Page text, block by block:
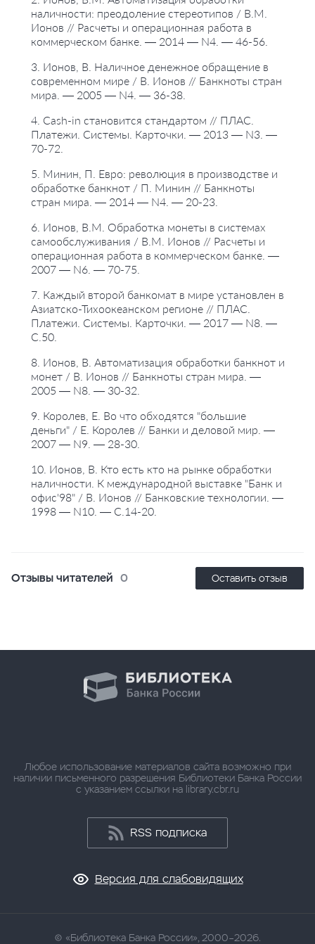
наличности: преодоление стереотипов / В.М.
Ионов // Расчеты и операционная работа в
коммерческом банке. — 2014 — N4. — 46-56.
3. Ионов, В. Наличное денежное обращение в
современном мире / В. Ионов // Банкноты стран
мира. — 2005 — N4. — 36-38.
4. Cash-in становится стандартом // ПЛАС.
Платежи. Системы. Карточки. — 2013 — N3. —
70-72.
5. Минин, П. Евро: революция в производстве и
обработке банкнот / П. Минин // Банкноты
стран мира. — 2014 — N4. — 20-23.
6. Ионов, В.М. Обработка монеты в системах
самообслуживания / В.М. Ионов // Расчеты и
операционная работа в коммерческом банке. —
2007 — N6. — 70-75.
7. Каждый второй банкомат в мире установлен в
Азиатско-Тихоокеанском регионе // ПЛАС.
Платежи. Системы. Карточки. — 2017 — N8. —
С.50.
8. Ионов, В. Автоматизация обработки банкнот и
монет / В. Ионов // Банкноты стран мира. —
2005 — N8. — 30-32.
9. Королев, Е. Во что обходятся "большие
деньги" / Е. Королев // Банки и деловой мир. —
2007 — N9. — 28-30.
10. Ионов, В. Кто есть кто на рынке обработки
наличности. К международной выставке "Банк и
офис'98" / В. Ионов // Банковские технологии. —
1998 — N10. — С.14-20.
Отзывы читателей 0 Оставить отзыв
Любое использование материалов сайта возможно при
наличии письменного разрешения Библиотеки Банка России
с указанием ссылки на library.cbr.ru
RSS подписка
Версия для слабовидящих
«Библиотека Банка России», 2000–2026.